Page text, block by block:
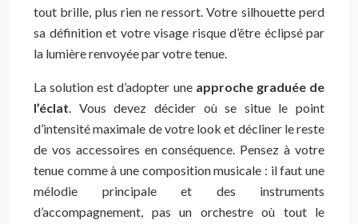
tout brille, plus rien ne ressort. Votre silhouette perd
sa définition et votre visage risque d’être éclipsé par
la lumière renvoyée par votre tenue.
La solution est d’adopter une approche graduée de
l’éclat. Vous devez décider où se situe le point
d’intensité maximale de votre look et décliner le reste
de vos accessoires en conséquence. Pensez à votre
tenue comme à une composition musicale : il faut une
mélodie principale et des instruments
d’accompagnement, pas un orchestre où tout le